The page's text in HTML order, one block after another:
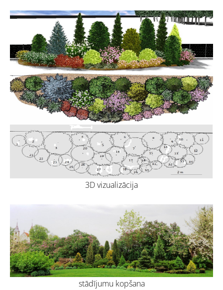
3D vizualizācija
stādījumu kopšana